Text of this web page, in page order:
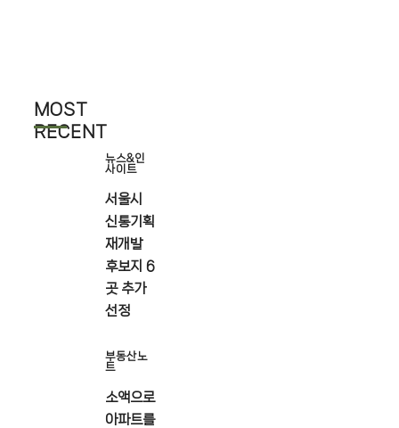
MOST
RECENT
뉴스&인
사이트
서울시
신통기획
재개발
후보지 6
곳 추가
선정
부동산노
트
소액으로
아파트를